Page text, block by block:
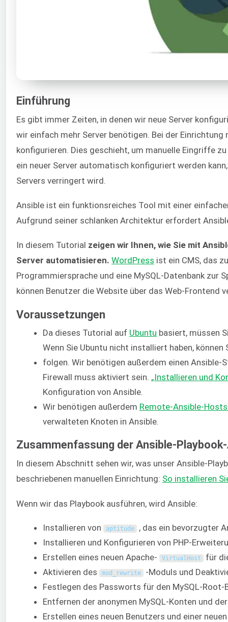
Einführung
Es gibt immer Zeiten, in denen wir neue Server
wir einfach mehr Server benötigen. Bei der
konfigurieren. Dies geschieht, um manuelle Eingriffe
ein neuer Server automatisch konfiguriert werden
Servers verringert wird.
Ansible ist ein funktionsreiches Tool mit einer
Aufgrund seiner schlanken Architektur erfordert
In diesem Tutorial zeigen wir Ihnen, wie Sie mit
Server automatisieren. WordPress ist ein CMS, das
Programmiersprache und eine MySQL-Datenbank zur
können Benutzer die Website über das Web-Frontend
Voraussetzungen
Da dieses Tutorial auf Ubuntu basiert, müssen
Wenn Sie Ubuntu nicht installiert haben,
folgen. Wir benötigen außerdem einen
Firewall muss aktiviert sein. „Installieren und
Konfiguration von Ansible.
Wir benötigen außerdem Remote-Ansible-Hosts
verwalteten Knoten in Ansible.
Zusammenfassung der Ansible-
In diesem Abschnitt sehen wir, was unser Ansible-
beschriebenen manuellen Einrichtung: So installieren
Wenn wir das Playbook ausführen, wird Ansible:
Installieren von aptitude , das ein bevorzugter
Installieren und Konfigurieren von PHP-
Erstellen eines neuen Apache-
VirtualHost für
Aktivieren des
mod_rewrite -Moduls und
Festlegen des Passworts für den MySQL-Root-
Entfernen der anonymen MySQL-Konten und
Erstellen eines neuen Benutzers und einer